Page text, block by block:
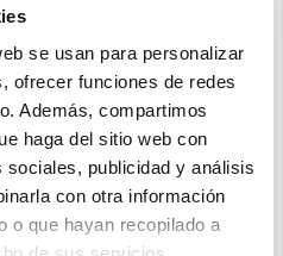
se usan para personalizar
ofrecer funciones de redes
Además, compartimos
haga del sitio web con
publicidad y análisis
con otra información
o que hayan recopilado a
y3,1kW
HP(bomba de
descarga de la
configurar la
en la
desactivando la
que sea